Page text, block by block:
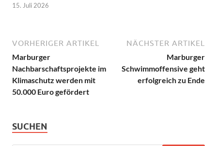
15. Juli 2026
VORHERIGER ARTIKEL
Marburger
Nachbarschaftsprojekte im
Klimaschutz werden mit
50.000 Euro gefördert
NÄCHSTER ARTIKEL
Marburger
Schwimmoffensive geht
erfolgreich zu Ende
SUCHEN